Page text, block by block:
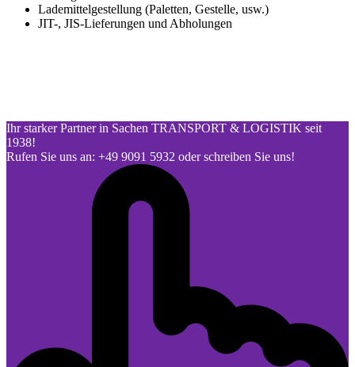
Lademittelgestellung (Paletten, Gestelle, usw.)
JIT-, JIS-Lieferungen und Abholungen
Ihr starker Partner in Sachen TRANSPORT & LOGISTIK seit
1938!
Rufen Sie uns an: +49 9091 5932 oder schreiben Sie uns!